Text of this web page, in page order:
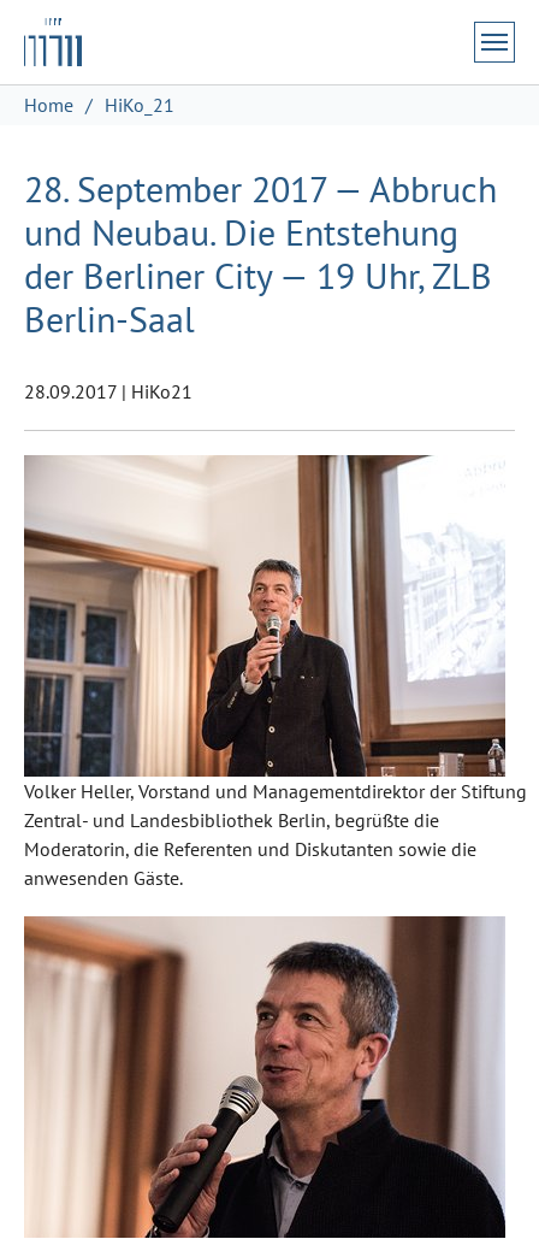
Zum Hauptinhalt springen
Skip to page footer
Sie sind hier:
Home HiKo_21
28. September 2017 — Abbruch
und Neubau. Die Entstehung
der Berliner City — 19 Uhr, ZLB
Berlin-Saal
28.09.2017 | HiKo21
Volker Heller, Vorstand und Managementdirektor der Stiftung
Zentral- und Landesbibliothek Berlin, begrüßte die
Moderatorin, die Referenten und Diskutanten sowie die
anwesenden Gäste.